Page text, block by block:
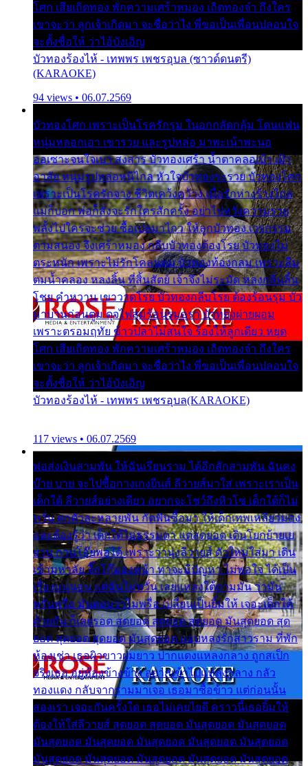
โศก เสียเถิดทอง พักความเศร้าหมอง เถิดทองจ๋า ถึงใคร
เขาจะว่า ลูกเจ้าเกิดมา จะชื่อว่าไง พี่ขอเป็นเพื่อนปลอบใจ
จะตั้งชื่อให้ ว่าไอ้บังเอิญ
บัวทองร้องไห้ - เทพพร เพชรอุบล (ซาวด์ดนตรี)
(KARAOKE)
94 views • 06.07.2569
บัวทองโศก เพราะเป็นโรครักรุม ในอกกลัดกลุ้ม โดนแฟน
หนุ่มหลอกเอา เขารวย และรูปหล่อ มาพะเน้าพะนอ
ออเซาะจนใจเบา สงสาร บัวทองเศร้า น้ำตาคลอเบ้า เฝ้า
อาลัย หนุ่มรูปหล่อหนีไกล หัวใจบัวทองระรวย บัวทองโศก
เพราะเป็นโรครักจาง ชีวิตเคว้งคว้าง เมื่อรักห่างร้างไกล
แม่ก็บอก พ่อก็สั่งจะรักใครสักครั้ง อย่าไปหวังความรวย
พลั้งไปใครจะช่วย ซื้อเปลมาไกว ให้ลูกบัวทอง เวรกรรม
ตามสนอง จึงเศร้าหมอง กลีบบัวทองต้องโรย บัวทองไม่
ตระหนัก เพราะไม่รักโคลนตม บัวทองท้องกลม เพราะลืม
ตมน้ำคลอง หลงลิ้น ที่สิ้นสัตย์ เจ้าจึงไม่ระมัด หลงกลิ่นลิ้น
โชย คำหวาน เขาวาดโรย บัวทองกลีบโรย ต้องร้อนรุม บัว
มาบานก่อนตูม ดุจไฟสุมร้อนรุมอุรา บัวทองผ่ายผอม
เพราะตรอมฤทัย ข้าวปลาไม่สนใจ ร้องไห้ลูกเดียว หยุด
โศก เสียเถิดทอง พักความเศร้าหมอง เถิดทองจ๋า ถึงใคร
เขาจะว่า ลูกเจ้าเกิดมา จะชื่อว่าไง พี่ขอเป็นเพื่อนปลอบใจ
จะตั้งชื่อให้ ว่าไอ้บังเอิญ
บัวทองร้องไห้ - เทพพร เพชรอุบล(KARAOKE)
117 views • 06.07.2569
พ่อส่งเงินสามพัน ให้ฉันเรียนราม ได้อีกสักสามพัน ฉันคง
บ๊าย บาย จะไปซื้อกางเกงยีนส์ ลีวายส์มาใส่ เพราะเราเป็น
เด็กใต้ ลีวายส์อย่างเดียว อยากจะโชว์ถึงหิวโซ เด็กใต้ก็ไม่
หวั่น ตกตัวละหลายพัน กัดฟันซื้อมา ให้เด็กเทพเหลียวมอง
และต้องรู้ว่า เด็กใต้ไม่ธรรมดา แต่สุดยอด เดินโยกย้ายเย
ยวน กวนโอ๊ยพอได้ เพราะว่านุ่งลีวายส์ ตัวใหม่ใส่มา เดิน
เข้ามหาลัย จิ๊กโก๊มองหน้า ท่าจะมีปัญหา ไม่พอใจ ได้เป็น
เรื่องแน่นอน แต่ฉันไม่หวั่น เลยแหลงใต้ถามมัน ว่ามัน
พรั่นพรือ มันตอบว่าไม่พรื่อ เปลี่ยนเป็นยิ้มให้ เจอะเด็กใต้
ด้วยกัน ก็เลยรอด สุดยอด สุดยอด สุดยอด มันสุดยอด สุด
ยอด สุดยอด สุดยอด มันสุดยอด แอบหลงรักสาวราม ที่พัก
ห้องเช่า เธอผิวขาวผมยาว ปากแดงแหลงกลาง ถูกสเป็ก
จริงเธอ อยู่ห้องข้างข้าง อยากเข้าไปแหลงกลาง กลัว
ทองแดง กลับจากรามมาเจอ เธอมาซื้อข้าว แต่ก่อนนั้น
สองเรา เจอะกันครั้งใด เธอไม่เคยไยดี คราวนี้เธอยิ้มให้
ต้องให้ใส่ลีวายส์ สุดยอด สุดยอด มันสุดยอด มันสุดยอด
มันสุดยอด มันสุดยอด มันสุดยอด มันสุดยอด มันสุดยอด
มันสุดยอด มันสุดยอด มันสุดยอด มันสุดยอด มันสุดยอด